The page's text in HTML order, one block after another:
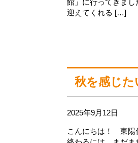
館」に行ってきま
迎えてくれる […]
秋を感じた
2025年9月12日
こんにちは！ 東陽